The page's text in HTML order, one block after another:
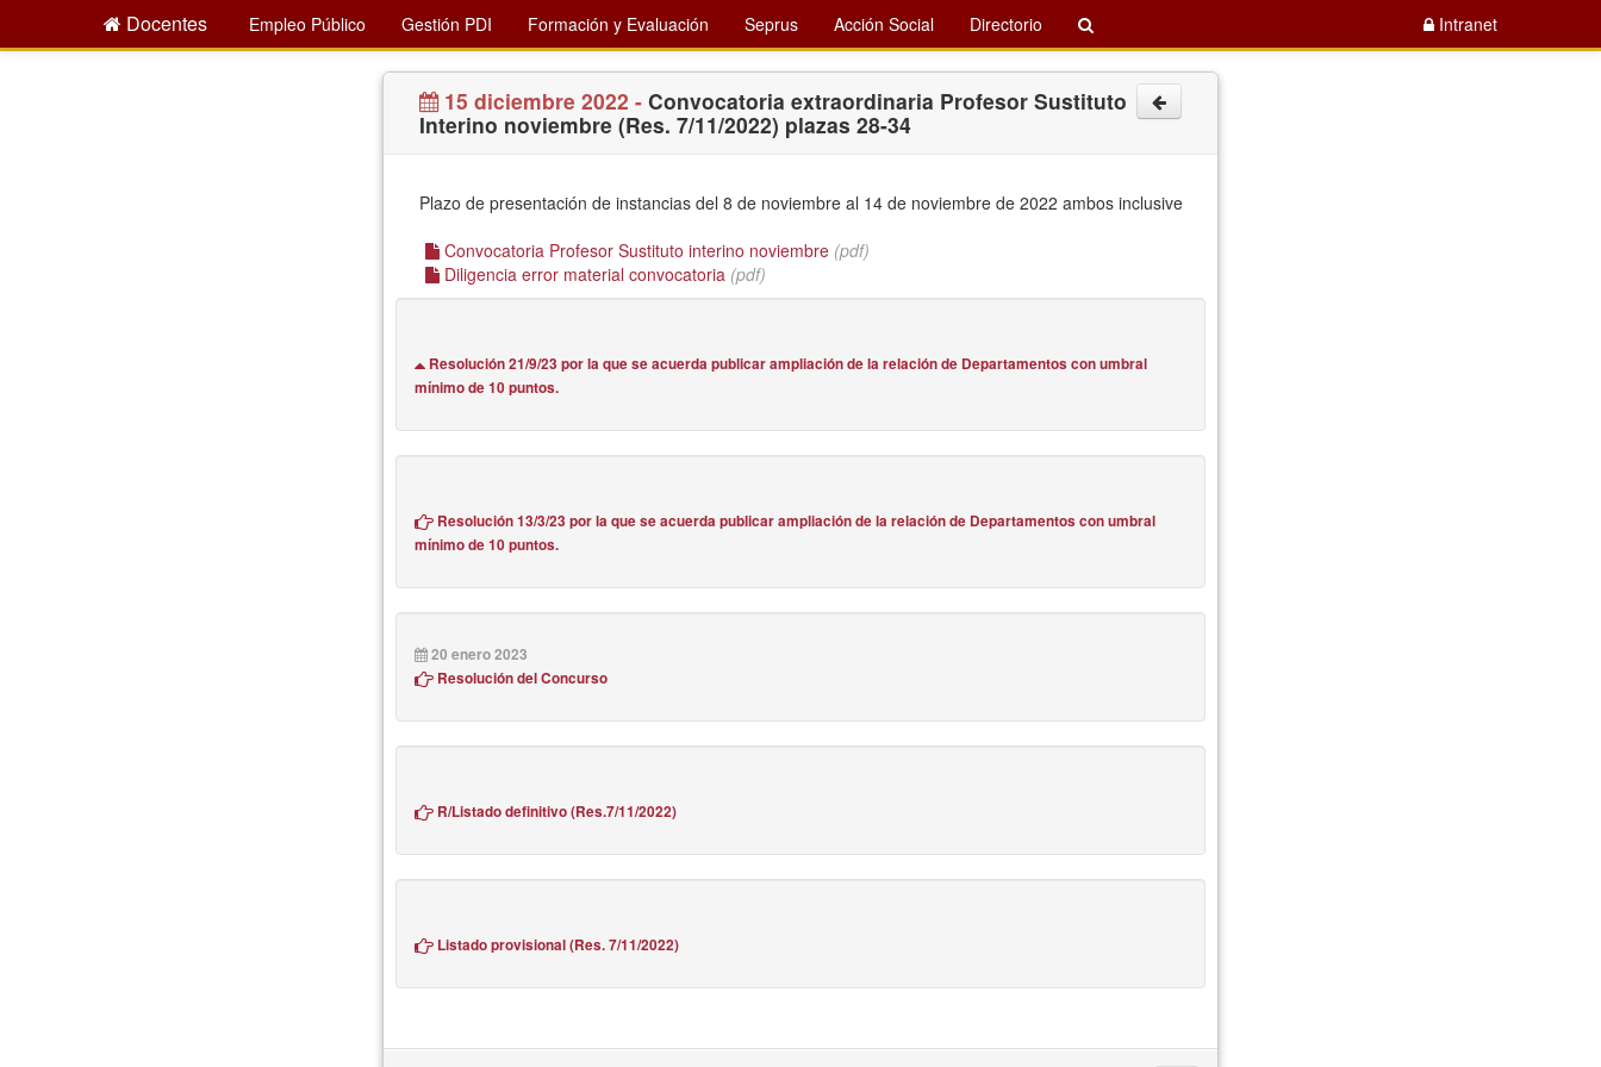
Docentes Intranet
Empleo Público Gestión PDI Formación y Evaluación Seprus Acción Social Directorio
15 diciembre 2022 - Convocatoria extraordinaria Profesor Sustituto
Interino noviembre (Res. 7/11/2022) plazas 28-34
Plazo de presentación de instancias del 8 de noviembre al 14 de noviembre de 2022 ambos inclusive
Convocatoria Profesor Sustituto interino noviembre (pdf)
Diligencia error material convocatoria (pdf)
Resolución 21/9/23 por la que se acuerda publicar ampliación de la relación de Departamentos con umbral
mínimo de 10 puntos.
Resolución 13/3/23 por la que se acuerda publicar ampliación de la relación de Departamentos con umbral
mínimo de 10 puntos.
20 enero 2023
Resolución del Concurso
R/Listado definitivo (Res.7/11/2022)
Listado provisional (Res. 7/11/2022)